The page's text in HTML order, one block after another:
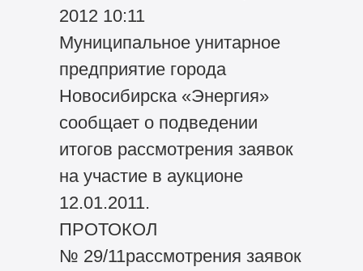
2012 10:11
Муниципальное унитарное
предприятие города
Новосибирска «Энергия»
сообщает о подведении
итогов рассмотрения заявок
на участие в аукционе
12.01.2011.
ПРОТОКОЛ
№ 29/11рассмотрения заявок